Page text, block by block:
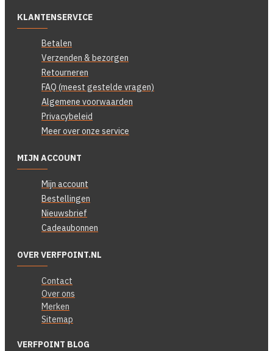
KLANTENSERVICE
Betalen
Verzenden & bezorgen
Retourneren
FAQ (meest gestelde vragen)
Algemene voorwaarden
Privacybeleid
Meer over onze service
MIJN ACCOUNT
Mijn account
Bestellingen
Nieuwsbrief
Cadeaubonnen
OVER VERFPOINT.NL
Contact
Over ons
Merken
Sitemap
VERFPOINT BLOG